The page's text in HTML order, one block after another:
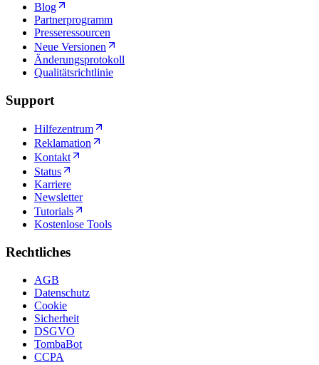
Blog
Partnerprogramm
Presseressourcen
Neue Versionen
Änderungsprotokoll
Qualitätsrichtlinie
Support
Hilfezentrum
Reklamation
Kontakt
Status
Karriere
Newsletter
Tutorials
Kostenlose Tools
Rechtliches
AGB
Datenschutz
Cookie
Sicherheit
DSGVO
TombaBot
CCPA